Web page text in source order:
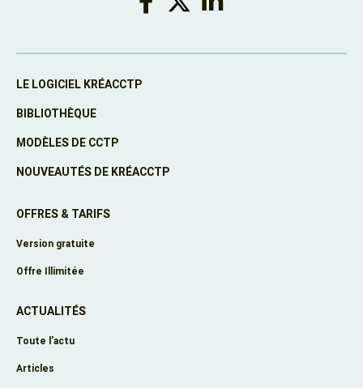
LE LOGICIEL KRÉACCTP
BIBLIOTHÈQUE
MODÈLES DE CCTP
NOUVEAUTÉS DE KRÉACCTP
OFFRES & TARIFS
Version gratuite
Offre Illimitée
ACTUALITÉS
Toute l’actu
Articles